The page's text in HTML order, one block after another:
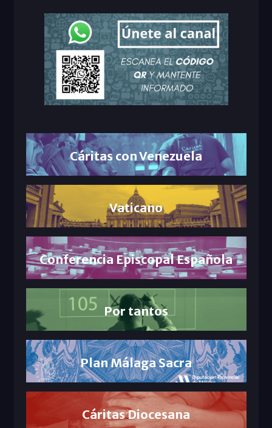
Cáritas con Venezuela
Vaticano
Conferencia Episcopal Española
Por tantos
Plan Málaga Sacra
Cáritas Diocesana